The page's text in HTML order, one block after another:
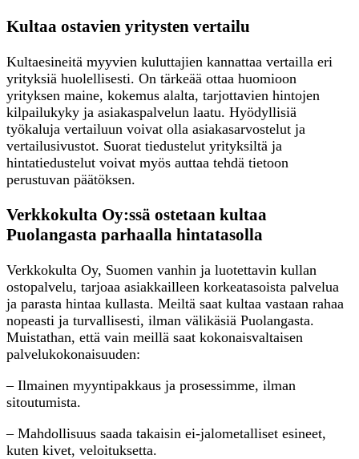
Kultaa ostavien yritysten vertailu
Kultaesineitä myyvien kuluttajien kannattaa vertailla eri
yrityksiä huolellisesti. On tärkeää ottaa huomioon
yrityksen maine, kokemus alalta, tarjottavien hintojen
kilpailukyky ja asiakaspalvelun laatu. Hyödyllisiä
työkaluja vertailuun voivat olla asiakasarvostelut ja
vertailusivustot. Suorat tiedustelut yrityksiltä ja
hintatiedustelut voivat myös auttaa tehdä tietoon
perustuvan päätöksen.
Verkkokulta Oy:ssä ostetaan kultaa
Puolangasta parhaalla hintatasolla
Verkkokulta Oy, Suomen vanhin ja luotettavin kullan
ostopalvelu, tarjoaa asiakkailleen korkeatasoista palvelua
ja parasta hintaa kullasta. Meiltä saat kultaa vastaan rahaa
nopeasti ja turvallisesti, ilman välikäsiä Puolangasta.
Muistathan, että vain meillä saat kokonaisvaltaisen
palvelukokonaisuuden:
– Ilmainen myyntipakkaus ja prosessimme, ilman
sitoutumista.
– Mahdollisuus saada takaisin ei-jalometalliset esineet,
kuten kivet, veloituksetta.